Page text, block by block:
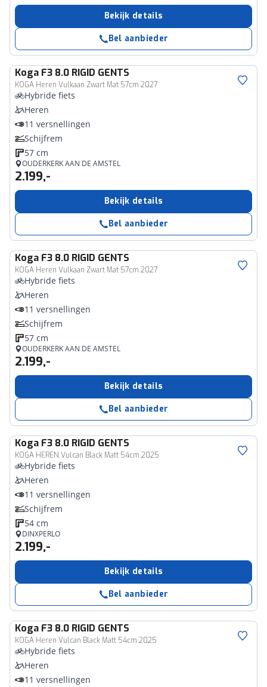
Bekijk details
Bel aanbieder
Koga F3 8.0 RIGID GENTS
KOGA Heren Vulkaan Zwart Mat 57cm 2027
Hybride fiets
Heren
11 versnellingen
Schijfrem
57 cm
OUDERKERK AAN DE AMSTEL
2.199,-
Bekijk details
Bel aanbieder
Koga F3 8.0 RIGID GENTS
KOGA Heren Vulkaan Zwart Mat 57cm 2027
Hybride fiets
Heren
11 versnellingen
Schijfrem
57 cm
OUDERKERK AAN DE AMSTEL
2.199,-
Bekijk details
Bel aanbieder
Koga F3 8.0 RIGID GENTS
KOGA HEREN Vulcan Black Matt 54cm 2025
Hybride fiets
Heren
11 versnellingen
Schijfrem
54 cm
DINXPERLO
2.199,-
Bekijk details
Bel aanbieder
Koga F3 8.0 RIGID GENTS
KOGA Heren Vulcan Black Matt 54cm 2025
Hybride fiets
Heren
11 versnellingen